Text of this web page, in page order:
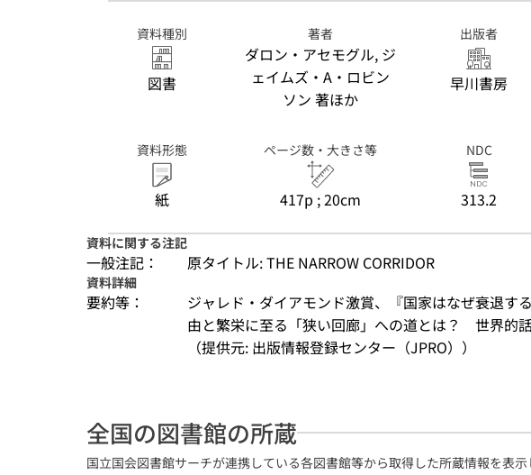
資料種別
図書
著者
ダロン・アセモグル, ジ
ェイムズ・A・ロビン
ソン 著ほか
出版者
早川書房
資料形態
紙
ページ数・大きさ等
417p ; 20cm
NDC
313.2
資料に関する注記
一般注記： 原タイトル: THE NARROW CORRIDOR
資料詳細
要約等：
ジャレド・ダイアモンド激賞、『国家はなぜ衰退す
由と繁栄に至る「狭い回廊」への道とは？　世界的
（提供元: 出版情報登録センター（JPRO））
全国の図書館の所蔵
国立国会図書館サーチが連携している各図書館等から取得した所蔵情報を表示